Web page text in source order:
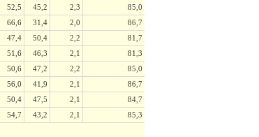
52,5 45,2 2,3
85,0
66,6 31,4 2,0
86,7
47,4 50,4 2,2
81,7
51,6 46,3 2,1
81,3
50,6 47,2 2,2
85,0
56,0 41,9 2,1
86,7
50,4 47,5 2,1
84,7
54,7 43,2 2,1 85,3